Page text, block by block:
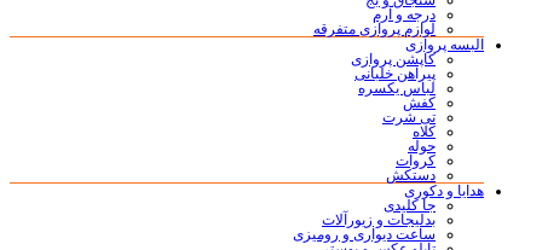
درجه و آرم
لوازم پروازی متفرقه
البسه پروازی
کاپشن پروازی
پیراهن خلبانی
لباس یکسره
کفش
تی شرت
کلاه
حوله
کروات
دستکش
هدایا و دکوری
جا کلیدی
بدلیجات و زیورآلات
ساعت دیواری و رومیزی